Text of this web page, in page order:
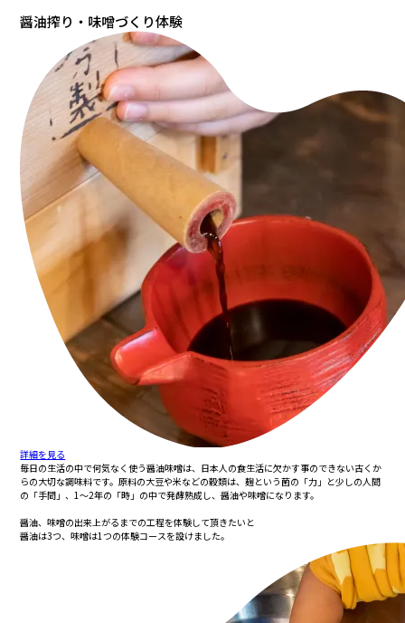
醤油搾り・ 味噌づくり体験
詳細を見る
毎日の生活の中で何気なく使う醤油味噌は、日本人の食生活に欠かす事のできない古くか
らの大切な調味料です。原料の大豆や米などの穀類は、麹という菌の「力」と少しの人間
の「手間」、1〜2年の「時」の中で発酵熟成し、醤油や味噌になります。
醤油、味噌の出来上がるまでの工程を体験して頂きたいと
醤油は3つ、味噌は1つの体験コースを設けました。